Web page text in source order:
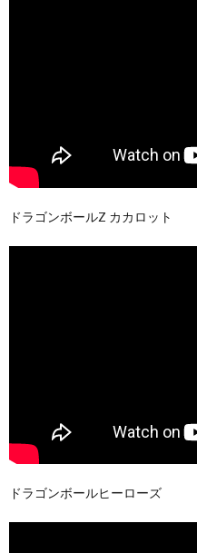
ドラゴンボールZ カカロット
ドラゴンボールヒーローズ